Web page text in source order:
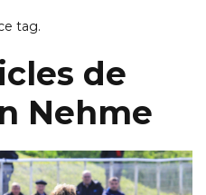
tag.
de
Nehme